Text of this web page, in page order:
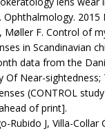
2015
F. Control of
in Scandinavian
data from the
Of Near-
(CONTROL
of print].
J, Villa-Collar